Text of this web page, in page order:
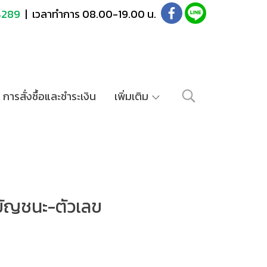
| เวลาทำการ 08.00-19.00 น.
การสั่งซื้อและชำระเงิน เพิ่มเติม
ชนะ-ตัวเลข